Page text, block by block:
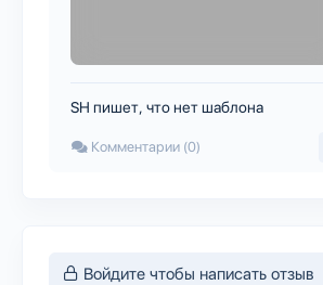
SH пишет, что нет шаблона
Комментарии (0)
Войдите чтобы написать отзыв